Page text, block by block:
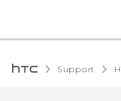
Support